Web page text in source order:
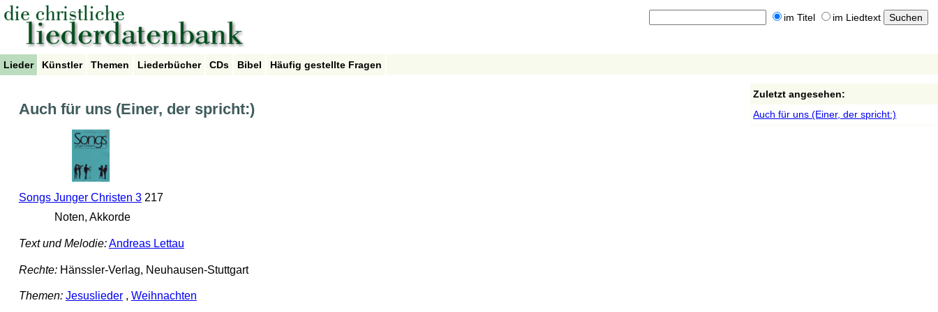
im Titel im Liedtext
Lieder Künstler Themen Liederbücher CDs Bibel Häufig gestellte Fragen
Auch für uns (Einer, der spricht:)
Songs Junger Christen 3217
Noten, Akkorde
Text und Melodie:Andreas Lettau
Rechte:Hänssler-Verlag, Neuhausen-Stuttgart
Themen: Jesuslieder, Weihnachten
Zuletzt angesehen:
Auch für uns (Einer, der spricht:)